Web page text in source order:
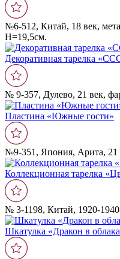
№6-512, Китай, 18 век,
Н=19,5см.
Декоративная тарелка
№ 9-357, Дулево, 21 век,
Пластина «Южные гости»
№9-351, Япония, Арита, 21
Коллекционная тарелка
№ 3-1198, Китай, 1920-
Шкатулка «Дракон в